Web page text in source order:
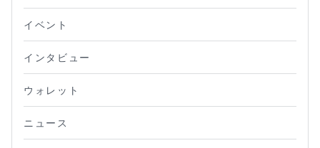
イベント
インタビュー
ウォレット
ニュース